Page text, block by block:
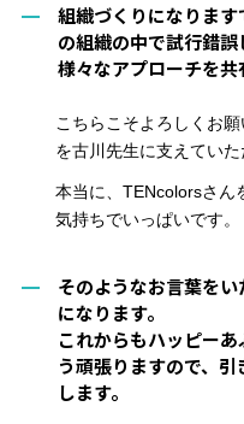
組織づくりになりま
の組織の中で試行錯誤
様々なアプローチを共
こちらこそよろしくお
を古川先生に支えてい
本当に、TENcolorsさん
気持ちでいっぱいです。
そのようなお言葉を
になります。
これからもハッピー
う頑張りますので、
します。